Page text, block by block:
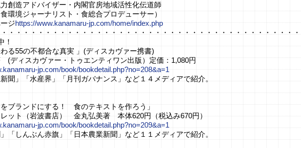
創造アドバイザー・内閣官房地域活性化伝道師
環境ジャーナリスト・食総合プロデューサー）
ジhttps://www.kanamaru-jp.com/home/index.php
・・・・・・・・・・・・・・・・・・・・・・・・・・・・・・・・・・・・・・・・
！
わる55の不都合な真実 」(ディスカヴァー携書)
(ディスカヴァー・トゥエンティワン出版）定価：1,080円
jp.com/book/bookdetail.php?no=208&a=1
聞」「水産界」「月刊ガバナンス」など１４メディアで紹介。
ブランドにする！ 食のテキストを作ろう」
ット（岩波書店） 金丸弘美著 本体620円（税込み670円）
jp.com/book/bookdetail.php?no=209&a=1
」「しんぶん赤旗」「日本農業新聞」など１１メディアで紹介。